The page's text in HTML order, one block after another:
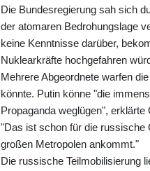
Die Bundesregierung sah sich
der atomaren Bedrohungslage
keine Kenntnisse darüber,
Nuklearkräfte hochgefahren
Mehrere Abgeordnete warfen
könnte. Putin könne "die
Propaganda weglügen",
"Das ist schon für die russische
großen Metropolen ankommt."
Die russische Teilmobilisierung